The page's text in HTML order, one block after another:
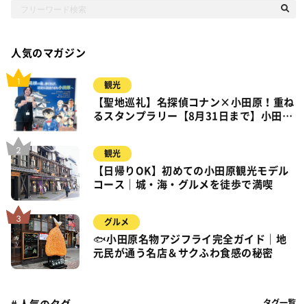
人気のマガジン
観光
【聖地巡礼】名探偵コナン×小田原！重ね
るスタンプラリー【8月31日まで】小田
観光
【日帰りOK】初めての小田原観光モデル
コース｜城・海・グルメを徒歩で満喫
グルメ
🐟小田原名物アジフライ完全ガイド｜地
元民が通う名店＆サクふわ食感の秘密